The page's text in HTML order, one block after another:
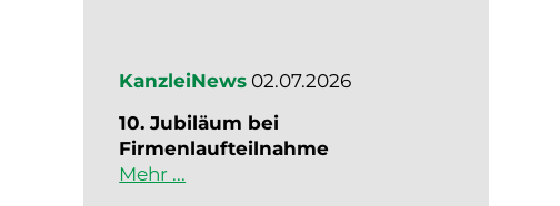
KanzleiNews 02.07.2026
10. Jubiläum bei
Firmenlaufteilnahme
Mehr ...